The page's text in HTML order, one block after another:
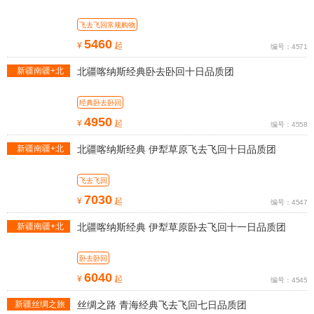
飞去飞回常规购物
¥ 5460 起 编号：4571
新疆南疆+北
北疆喀纳斯经典卧去卧回十日品质团
经典卧去卧回
¥ 4950 起 编号：4558
新疆南疆+北
北疆喀纳斯经典 伊犁草原飞去飞回十日品质团
飞去飞回
¥ 7030 起 编号：4547
新疆南疆+北
北疆喀纳斯经典 伊犁草原卧去飞回十一日品质团
卧去卧回
¥ 6040 起 编号：4545
新疆丝绸之旅
丝绸之路 青海经典飞去飞回七日品质团